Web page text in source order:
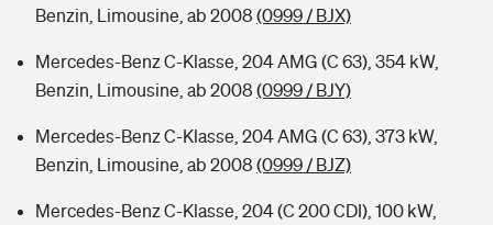
Benzin, Limousine, ab 2008 (0999 / BJX)
Mercedes-Benz C-Klasse, 204 AMG (C 63), 354 kW,
Benzin, Limousine, ab 2008 (0999 / BJY)
Mercedes-Benz C-Klasse, 204 AMG (C 63), 373 kW,
Benzin, Limousine, ab 2008 (0999 / BJZ)
Mercedes-Benz C-Klasse, 204 (C 200 CDI), 100 kW,